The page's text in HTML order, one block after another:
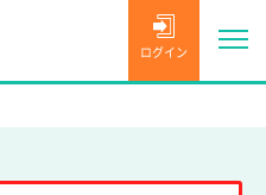
ログイン